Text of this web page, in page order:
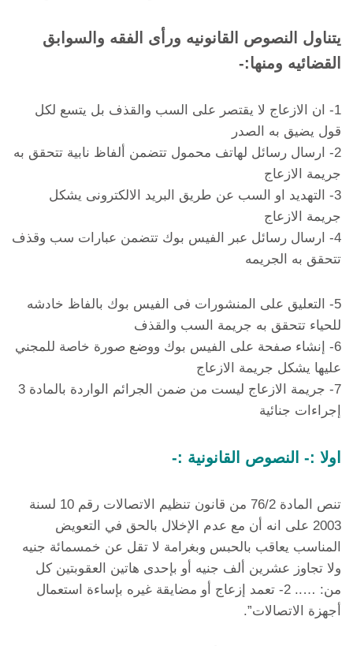
يتناول النصوص القانونيه ورأى الفقه والسوابق
القضائيه ومنها:-
1- ان الازعاج لا يقتصر على السب والقذف بل يتسع لكل
قول يضيق به الصدر
2- ارسال رسائل لهاتف محمول تتضمن ألفاظ نابية تتحقق به
جريمة الازعاج
3- التهديد او السب عن طريق البريد الالكترونى يشكل
جريمة الازعاج
4- ارسال رسائل عبر الفيس بوك تتضمن عبارات سب وقذف
تتحقق به الجريمه
5- التعليق على المنشورات فى الفيس بوك بالفاظ خادشه
للحياء تتحقق به جريمة السب والقذف
6- إنشاء صفحة على الفيس بوك ووضع صورة خاصة للمجني
عليها يشكل جريمة الازعاج
7- جريمة الازعاج ليست من ضمن الجرائم الواردة بالمادة 3
إجراءات جنائية
اولا :- النصوص القانونية :-
تنص المادة 76/2 من قانون تنظيم الاتصالات رقم 10 لسنة
2003 على انه أن مع عدم الإخلال بالحق في التعويض
المناسب يعاقب بالحبس وبغرامة لا تقل عن خمسمائة جنيه
ولا تجاوز عشرين ألف جنيه أو بإحدى هاتين العقوبتين كل
من: ….. 2- تعمد إزعاج أو مضايقة غيره بإساءة استعمال
أجهزة الاتصالات”.